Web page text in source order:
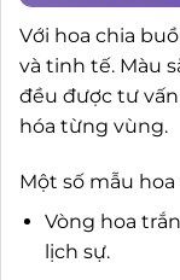
Với hoa chia
và tinh tế. Màu
đều được tư
hóa từng vùng.
Một số mẫu
Vòng hoa
lịch sự.